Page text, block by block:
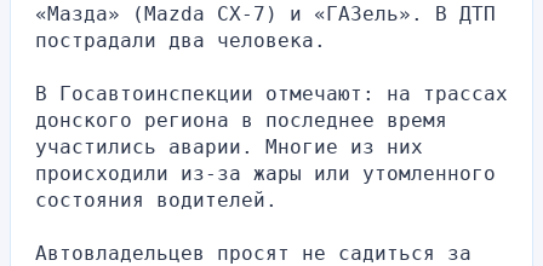
«Мазда» (Mazda CX-7) и «ГАЗель». В ДТП
пострадали два человека.
В Госавтоинспекции отмечают: на трассах
донского региона в последнее время
участились аварии. Многие из них
происходили из-за жары или утомленного
состояния водителей.
Автовладельцев просят не садиться за